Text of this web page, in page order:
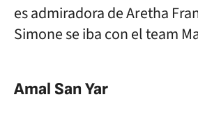
es admiradora de Aretha
Simone se iba con el team
Amal San Yar